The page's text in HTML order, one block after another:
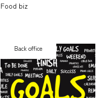
Food biz
Back office